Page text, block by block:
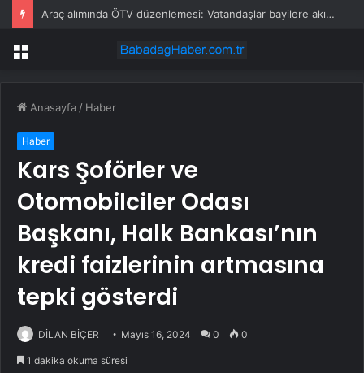
Araç alımında ÖTV düzenlemesi: Vatandaşlar bayilere akın etti
Menü
Anasayfa / Haber
Haber
Kars Şoförler ve
Otomobilciler Odası
Başkanı, Halk Bankası’nın
kredi faizlerinin artmasına
tepki gösterdi
DİLAN BİÇER Mayıs 16, 2024 0 0
1 dakika okuma süresi